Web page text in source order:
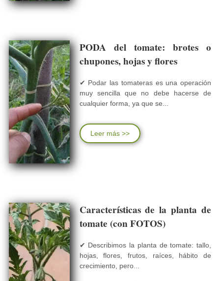
PODA del tomate: brotes o
chupones, hojas y flores
✔ Podar las tomateras es una operación
muy sencilla que no debe hacerse de
cualquier forma, ya que se...
Leer más >>
Características de la planta de
tomate (con FOTOS)
✔ Describimos la planta de tomate: tallo,
hojas, flores, frutos, raíces, hábito de
crecimiento, pero...